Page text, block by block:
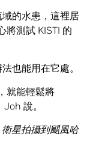
的水患，這裡居
將測試 KISTI 的
也能用在它處。
就能輕鬆將
說。
衛星拍攝到颶風哈